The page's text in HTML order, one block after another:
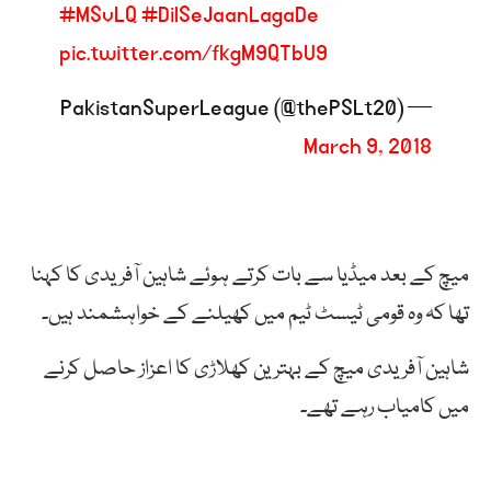
#MSvLQ#DilSeJaanLagaDe
pic.twitter.com/fkgM9QTbU9
— PakistanSuperLeague (@thePSLt20)
March 9, 2018
میچ کے بعد میڈیا سے بات کرتے ہوئے شاہین آفریدی کا کہنا
تھا کہ وہ قومی ٹیسٹ ٹیم میں کھیلنے کے خواہشمند ہیں۔
شاہین آفریدی میچ کے بہترین کھلاڑی کا اعزاز حاصل کرنے
میں کامیاب رہے تھے۔